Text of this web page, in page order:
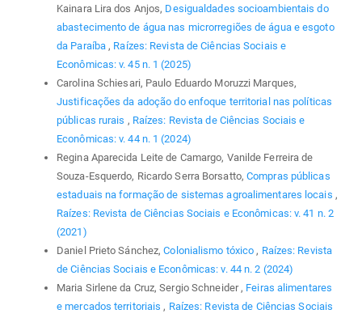
Kainara Lira dos Anjos, Desigualdades socioambientais do
abastecimento de água nas microrregiões de água e esgoto
da Paraíba, Raízes: Revista de Ciências Sociais e
Econômicas: v. 45 n. 1 (2025)
Carolina Schiesari, Paulo Eduardo Moruzzi Marques,
Justificações da adoção do enfoque territorial nas políticas
públicas rurais , Raízes: Revista de Ciências Sociais e
Econômicas: v. 44 n. 1 (2024)
Regina Aparecida Leite de Camargo, Vanilde Ferreira de
Souza-Esquerdo, Ricardo Serra Borsatto,Compras públicas
estaduais na formação de sistemas agroalimentares locais ,
Raízes: Revista de Ciências Sociais e Econômicas: v. 41 n. 2
(2021)
Daniel Prieto Sánchez,Colonialismo tóxico, Raízes: Revista
de Ciências Sociais e Econômicas: v. 44 n. 2 (2024)
Maria Sirlene da Cruz, Sergio Schneider , Feiras alimentares
e mercados territoriais, Raízes: Revista de Ciências Sociais